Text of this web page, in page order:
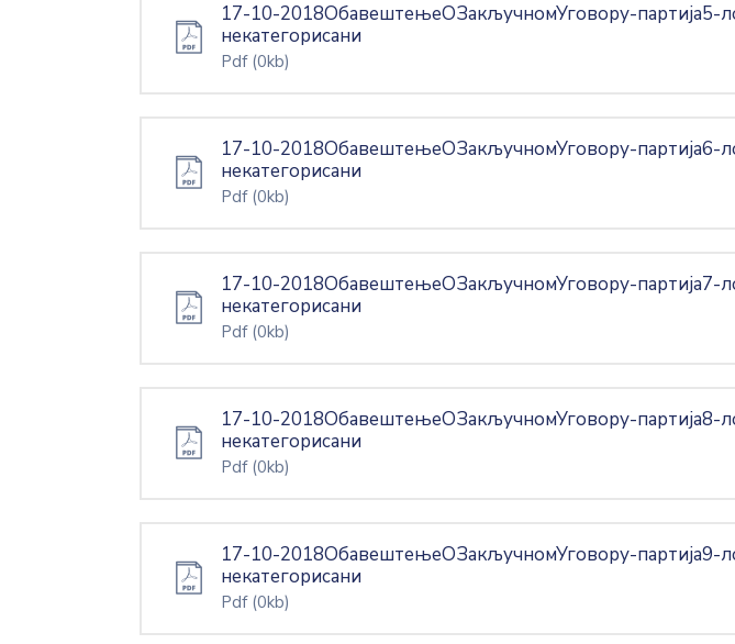
17-10-2018ОбавештењеОЗакључномУговору-партија5-
некатегорисани
Pdf (0kb)
17-10-2018ОбавештењеОЗакључномУговору-партија6-
некатегорисани
Pdf (0kb)
17-10-2018ОбавештењеОЗакључномУговору-партија7-
некатегорисани
Pdf (0kb)
17-10-2018ОбавештењеОЗакључномУговору-партија8-
некатегорисани
Pdf (0kb)
17-10-2018ОбавештењеОЗакључномУговору-партија9-
некатегорисани
Pdf (0kb)